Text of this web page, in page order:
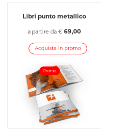
Libri punto metallico
a partire da € 69,00
Acquista in promo
Promo